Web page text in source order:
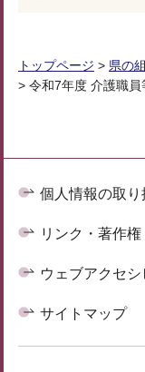
トップページ > 県の
> 令和7年度 介護職
個人情報の取り
リンク・著作
ウェブアクセシ
サイトマップ